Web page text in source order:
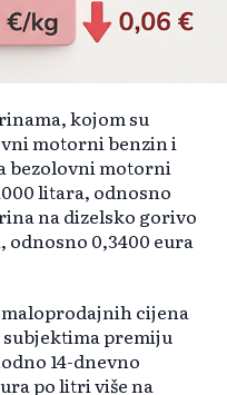
kojom su
motorni benzin i
bezolovni motorni
litara, odnosno
na dizelsko gorivo
odnosno 0,3400 eura
cijena
premiju
14-dnevno
po litri više na